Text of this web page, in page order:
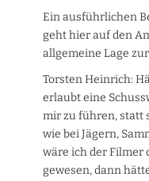
Ein ausführlichen
geht hier auf den
allgemeine Lage
Torsten Heinrich:
erlaubt eine
mir zu führen, statt
wie bei Jägern,
wäre ich der Filmer
gewesen, dann